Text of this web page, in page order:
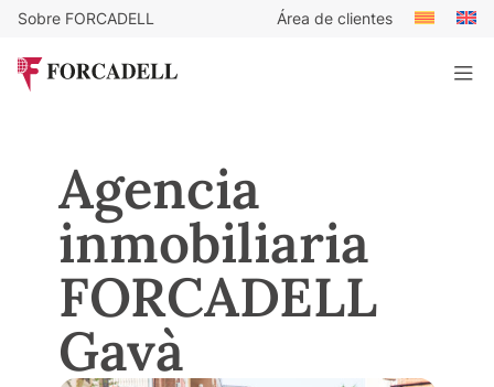
Sobre FORCADELL Área de clientes
Agencia
inmobiliaria
FORCADELL
Gavà